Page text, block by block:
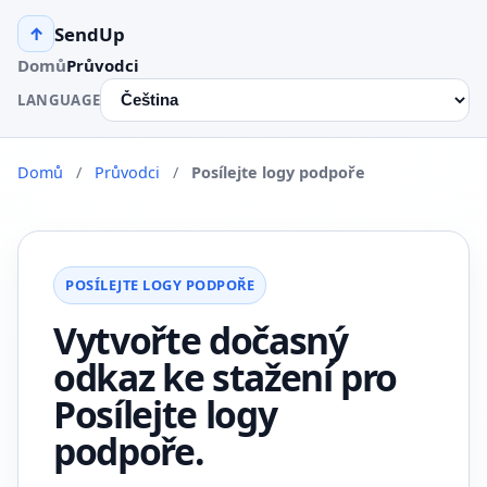
↑ SendUp
DomůPrůvodci
LANGUAGE
Domů / Průvodci / Posílejte logy podpoře
POSÍLEJTE LOGY PODPOŘE
Vytvořte dočasný
odkaz ke stažení pro
Posílejte logy
podpoře.